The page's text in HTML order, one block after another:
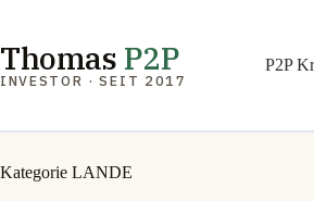
springen
Thomas P2P
INVESTOR · SEIT 2017
P2P
Kategorie LANDE